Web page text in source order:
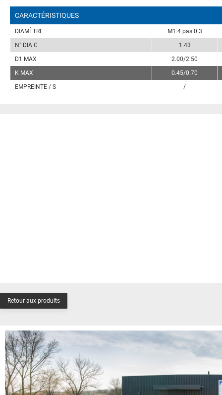
CARACTÉRISTIQUES
DIAMÈTRE
N° DIA C
D1 MAX
K MAX
EMPREINTE / S
M1.4 pas 0.3
1.43
2.00/2.50
0.45/0.70
/
Retour aux produits